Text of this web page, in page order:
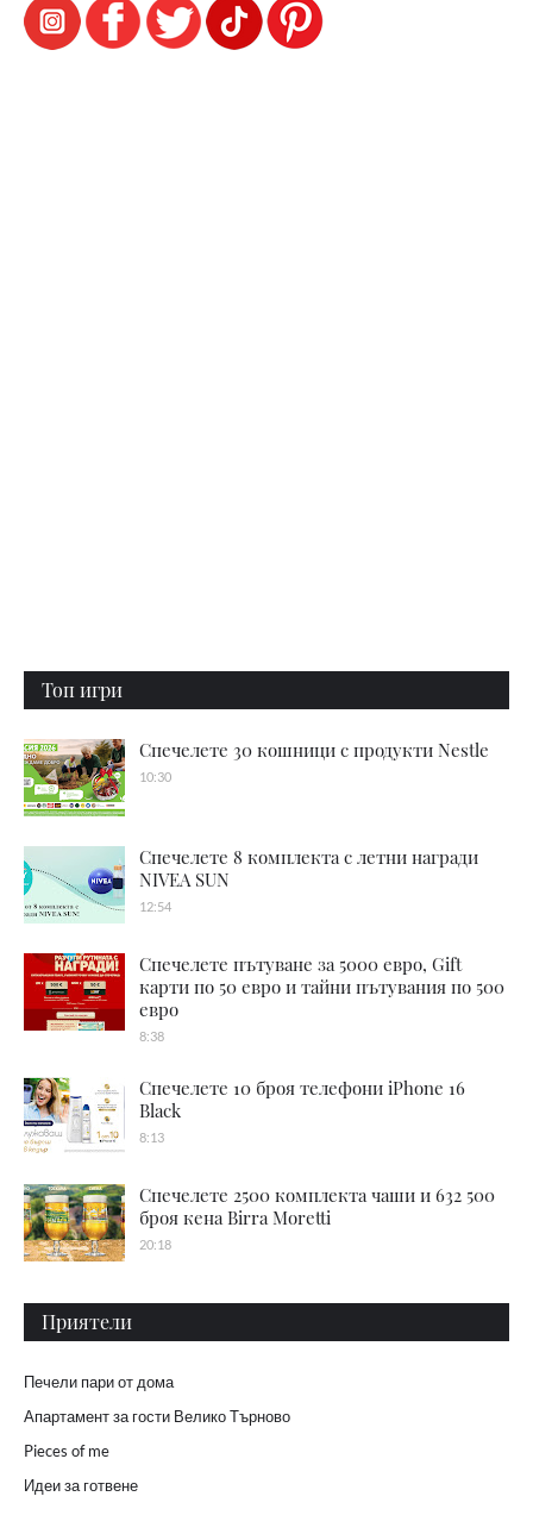
Топ игри
Спечелете 30 кошници с продукти Nestle
10:30
Спечелете 8 комплекта с летни награди
NIVEA SUN
12:54
Спечелете пътуване за 5000 евро, Gift
карти по 50 евро и тайни пътувания по 500
евро
8:38
Спечелете 10 броя телефони iPhone 16
Black
8:13
Спечелете 2500 комплекта чаши и 632 500
броя кена Birra Moretti
20:18
Приятели
Печели пари от дома
Апартамент за гости Велико Търново
Pieces of me
Идеи за готвене